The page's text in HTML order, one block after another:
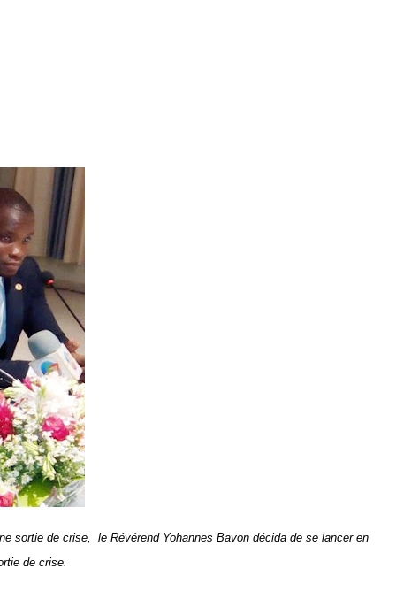
sortie de crise, le Révérend Yohannes Bavon décida de se lancer en
de crise.